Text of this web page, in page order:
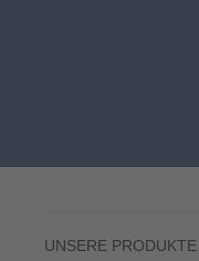
UNSERE PRODUKTE